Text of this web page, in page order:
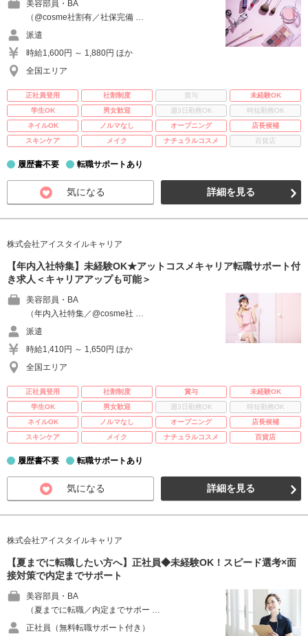
美容部員・BA
（@cosme社割有／社保完備 …
派遣
時給1,600円 ～ 1,880円 ほか
全国エリア
正社員登用 社割制度 賞与
未経験OK
学生OK
男女歓迎 週3日勤務OK
時短勤務OK
ネイルOK
ノルマなし オープニング
店長候補
スキンケア
メイク ナチュラルコスメ 百貨店
履歴書不要 転職サポートあり
気になる 詳細を見る
株式会社アイスタイルキャリア
【年内入社特集】未経験OK★アットコスメキャリア転職サポート付
き求人＜キャリアアップも可能＞
美容部員・BA
（年内入社特集／@cosme社 …
派遣
時給1,410円 ～ 1,650円 ほか
全国エリア
正社員登用 社割制度 賞与
未経験OK
学生OK
男女歓迎 週3日勤務OK
時短勤務OK
ネイルOK
ノルマなし オープニング
店長候補
スキンケア
メイク ナチュラルコスメ 百貨店
履歴書不要 転職サポートあり
気になる 詳細を見る
株式会社アイスタイルキャリア
【夏までに転職したい方へ】正社員◆未経験OK！スピード選考×面
接対策で内定までサポート
美容部員・BA
（夏までに転職／内定までサポー …
正社員（無料転職サポート付き）